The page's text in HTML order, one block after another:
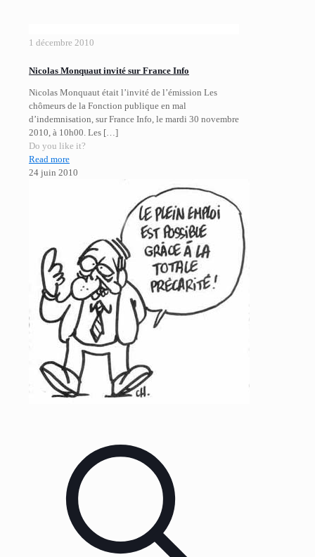
1 décembre 2010
Nicolas Monquaut invité sur France Info
Nicolas Monquaut était l’invité de l’émission Les
chômeurs de la Fonction publique en mal
d’indemnisation, sur France Info, le mardi 30 novembre
2010, à 10h00. Les […]
Do you like it?
Read more
24 juin 2010